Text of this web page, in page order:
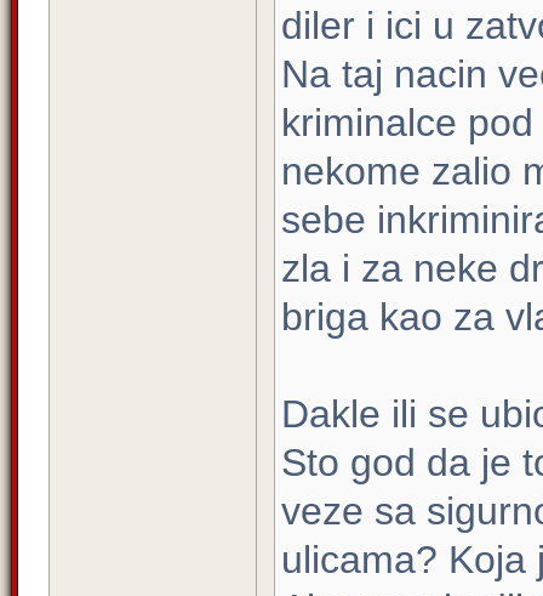
diler i ici u
Na taj nacin
kriminalce
nekome zalio
sebe
zla i za neke
briga kao za
Dakle ili se
Sto god da je
veze sa
ulicama? Koja